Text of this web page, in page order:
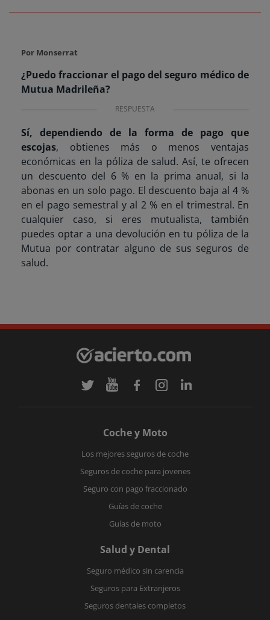
Por Monserrat
¿Puedo fraccionar el pago del seguro médico de
Mutua Madrileña?
RESPUESTA
Sí, dependiendo de la forma de pago que
escojas, obtienes más o menos ventajas
económicas en la póliza de salud. Así, te ofrecen
un descuento del 6 % en la prima anual, si la
abonas en un solo pago. El descuento baja al 4 %
en el pago semestral y al 2 % en el trimestral. En
cualquier caso, si eres mutualista, también
puedes optar a una devolución en tu póliza de la
Mutua por contratar alguno de sus seguros de
salud.
Coche y Moto
Los mejores seguros de coche
Seguros de coche para jovenes
Seguro con pago fraccionado
Guías de coche
Guías de moto
Salud y Dental
Seguro médico sin carencia
Seguros para Extranjeros
Seguros dentales completos